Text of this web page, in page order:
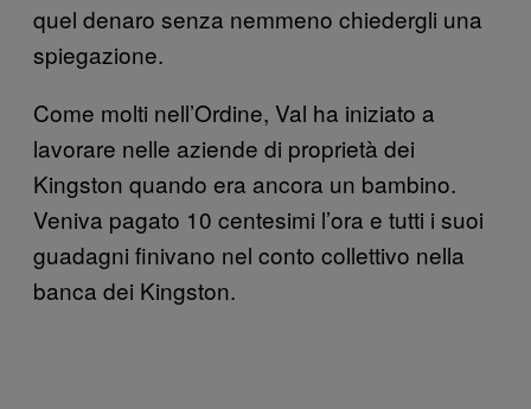
quel denaro senza nemmeno chiedergli una
spiegazione.
Come molti nell’Ordine, Val ha iniziato a
lavorare nelle aziende di proprietà dei
Kingston quando era ancora un bambino.
Veniva pagato 10 centesimi l’ora e tutti i suoi
guadagni finivano nel conto collettivo nella
banca dei Kingston.